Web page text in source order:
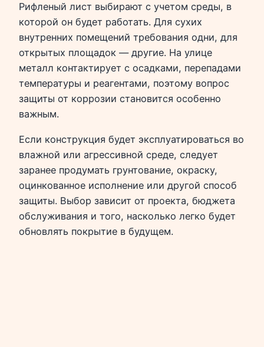
Рифленый лист выбирают с учетом среды, в
которой он будет работать. Для сухих
внутренних помещений требования одни, для
открытых площадок — другие. На улице
металл контактирует с осадками, перепадами
температуры и реагентами, поэтому вопрос
защиты от коррозии становится особенно
важным.
Если конструкция будет эксплуатироваться во
влажной или агрессивной среде, следует
заранее продумать грунтование, окраску,
оцинкованное исполнение или другой способ
защиты. Выбор зависит от проекта, бюджета
обслуживания и того, насколько легко будет
обновлять покрытие в будущем.